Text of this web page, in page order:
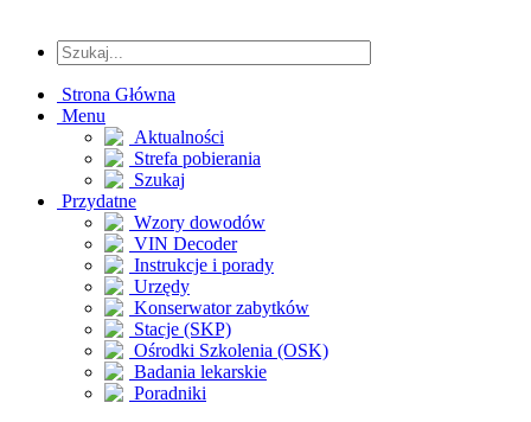
Strona Główna
Menu
Aktualności
Strefa pobierania
Szukaj
Przydatne
Wzory dowodów
VIN Decoder
Instrukcje i porady
Urzędy
Konserwator zabytków
Stacje (SKP)
Ośrodki Szkolenia (OSK)
Badania lekarskie
Poradniki